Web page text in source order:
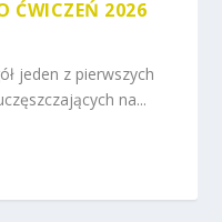
ĆWICZEŃ 2026
jeden z pierwszych
na...